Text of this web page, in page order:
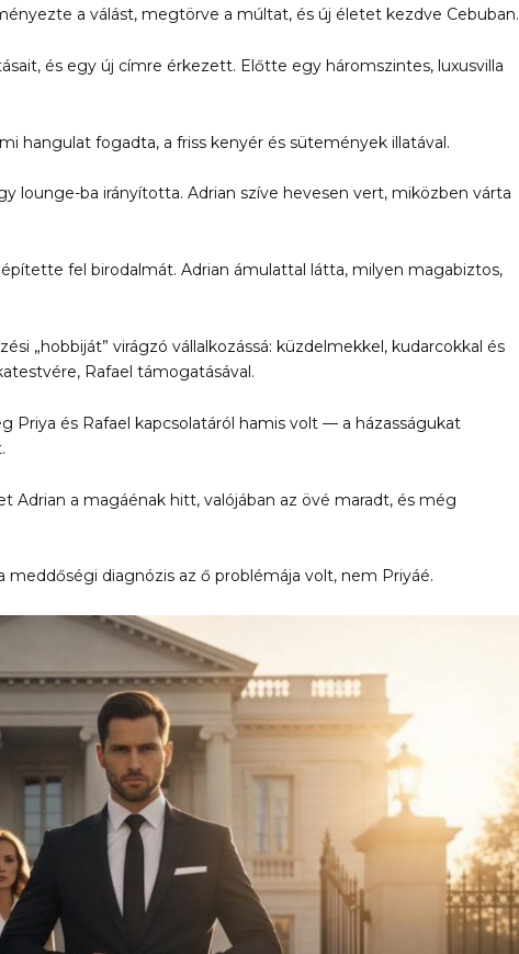
a válást, megtörve a múltat, és új életet kezdve Cebuban.
és egy új címre érkezett. Előtte egy háromszintes, luxusvilla
hangulat fogadta, a friss kenyér és sütemények illatával.
lounge-ba irányította. Adrian szíve hevesen vert, miközben várta
fel birodalmát. Adrian ámulattal látta, milyen magabiztos,
„hobbiját” virágzó vállalkozássá: küzdelmekkel, kudarcokkal és
Rafael támogatásával.
Priya és Rafael kapcsolatáról hamis volt — a házasságukat
Adrian a magáénak hitt, valójában az övé maradt, és még
diagnózis az ő problémája volt, nem Priyáé.